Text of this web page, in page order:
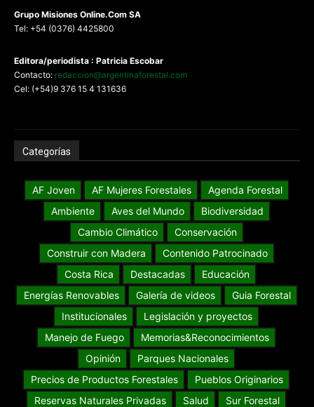
Grupo Misiones Online.Com SA
Tel: +54 (0376) 4425800
Editora/periodista : Patricia Escobar
Contacto: redaccion@argentinaforestal.com
Cel: (+54)9 376 15 4 131636
Categorías
AF Joven AF Mujeres Forestales
Agenda Forestal
Ambiente
Aves del Mundo
Biodiversidad
Cambio Climático
Conservación
Construir con Madera
Contenido Patrocinado
Costa Rica
Destacadas
Educación
Energías Renovables
Galería de videos
Guia Forestal
Institucionales
Legislación y proyectos
Manejo de Fuego
Memorias&Reconocimientos
Opinión
Parques Nacionales
Precios de Productos Forestales
Pueblos Originarios
Reservas Naturales Privadas
Salud
Sur Forestal